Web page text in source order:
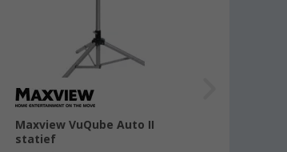
Maxview VuQube Auto II
statief